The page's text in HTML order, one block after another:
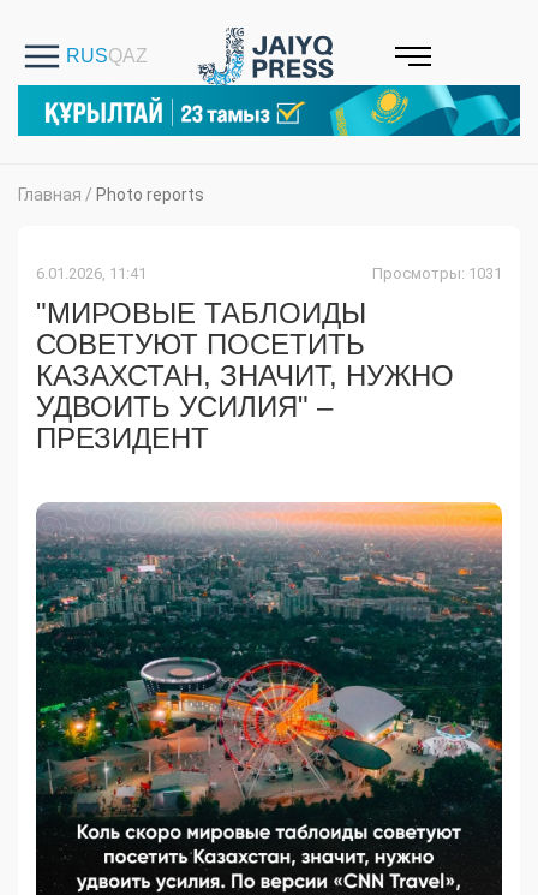
Главная / Photo reports
6.01.2026, 11:41 Просмотры: 1031
"МИРОВЫЕ ТАБЛОИДЫ
СОВЕТУЮТ ПОСЕТИТЬ
КАЗАХСТАН, ЗНАЧИТ, НУЖНО
УДВОИТЬ УСИЛИЯ" –
ПРЕЗИДЕНТ